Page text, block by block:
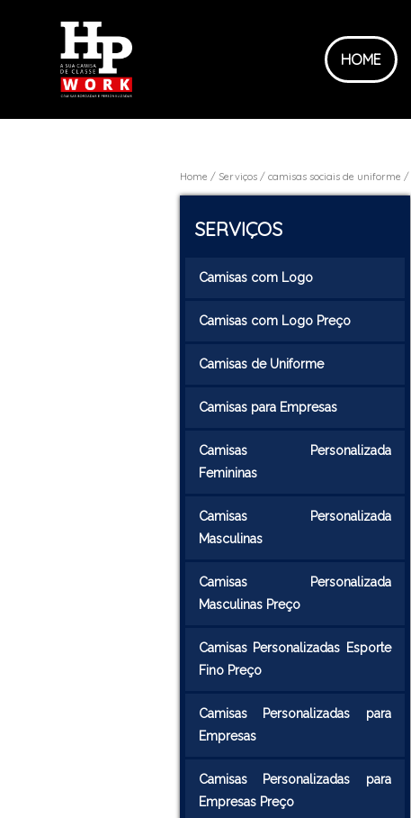
HOME
Home Serviços camisas sociais de uniforme
SERVIÇOS
Camisas com Logo
Camisas com Logo Preço
Camisas de Uniforme
Camisas para Empresas
Camisas Personalizada
Femininas
Camisas Personalizada
Masculinas
Camisas Personalizada
Masculinas Preço
Camisas Personalizadas Esporte
Fino Preço
Camisas Personalizadas para
Empresas
Camisas Personalizadas para
Empresas Preço